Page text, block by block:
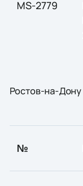
MS-2779
Ростов-на-Дону
№